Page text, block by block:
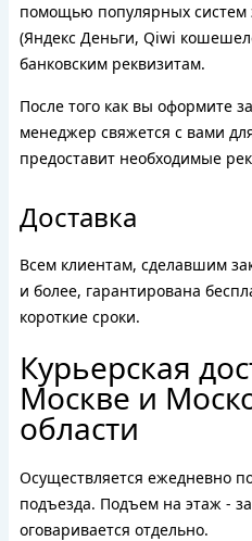
помощью популярных систем
(Яндекс Деньги, Qiwi
банковским реквизитам.
После того как вы оформите
менеджер свяжется с вами
предоставит необходимые
Доставка
Всем клиентам, сделавшим
и более, гарантирована
короткие сроки.
Курьерская
Москве и
области
Осуществляется ежедневно
подъезда. Подъем на этаж -
оговаривается отдельно.